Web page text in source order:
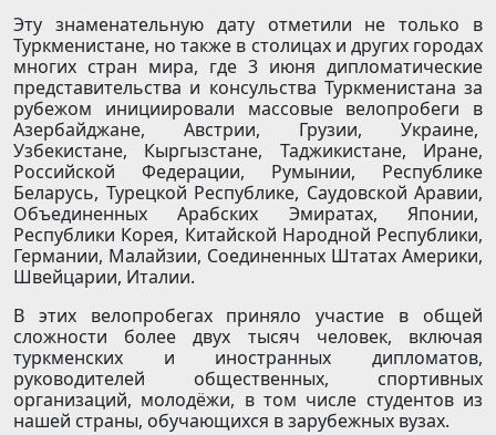
Эту знаменательную дату отметили не только в
Туркменистане, но также в столицах и других городах
многих стран мира, где 3 июня дипломатические
представительства и консульства Туркменистана за
рубежом инициировали массовые велопробеги в
Азербайджане, Австрии, Грузии, Украине,
Узбекистане, Кыргызстане, Таджикистане, Иране,
Российской Федерации, Румынии, Республике
Беларусь, Турецкой Республике, Саудовской Аравии,
Объединенных Арабских Эмиратах, Японии,
Республики Корея, Китайской Народной Республики,
Германии, Малайзии, Соединенных Штатах Америки,
Швейцарии, Италии.
В этих велопробегах приняло участие в общей
сложности более двух тысяч человек, включая
туркменских и иностранных дипломатов,
руководителей общественных, спортивных
организаций, молодёжи, в том числе студентов из
нашей страны, обучающихся в зарубежных вузах.